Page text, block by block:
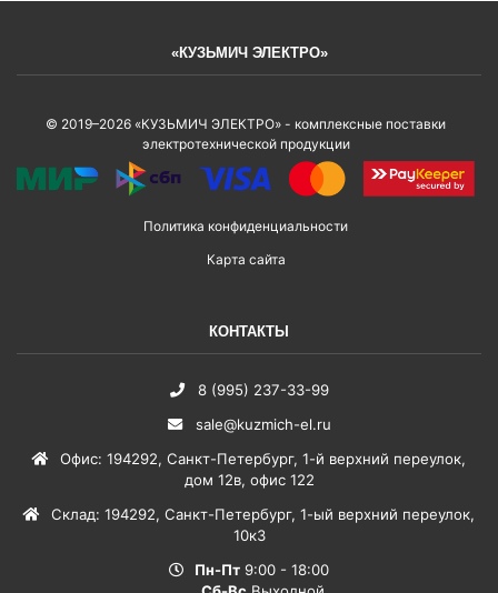
«КУЗЬМИЧ ЭЛЕКТРО»
© 2019–2026 «КУЗЬМИЧ ЭЛЕКТРО» - комплексные поставки
электротехнической продукции
Политика конфиденциальности
Карта сайта
КОНТАКТЫ
8 (995) 237-33-99
sale@kuzmich-el.ru
Офис: 194292, Санкт-Петербург, 1-й верхний переулок,
дом 12в, офис 122
Склад: 194292, Санкт-Петербург, 1-ый верхний переулок,
10к3
Пн-Пт 9:00 - 18:00